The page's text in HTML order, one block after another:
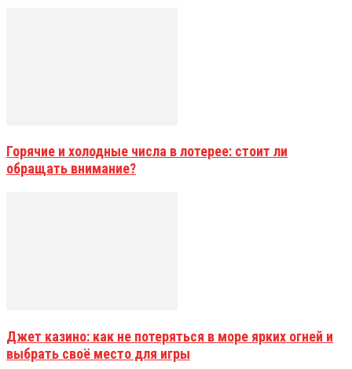
Горячие и холодные числа в лотерее: стоит ли
обращать внимание?
Джет казино: как не потеряться в море ярких огней и
выбрать своё место для игры